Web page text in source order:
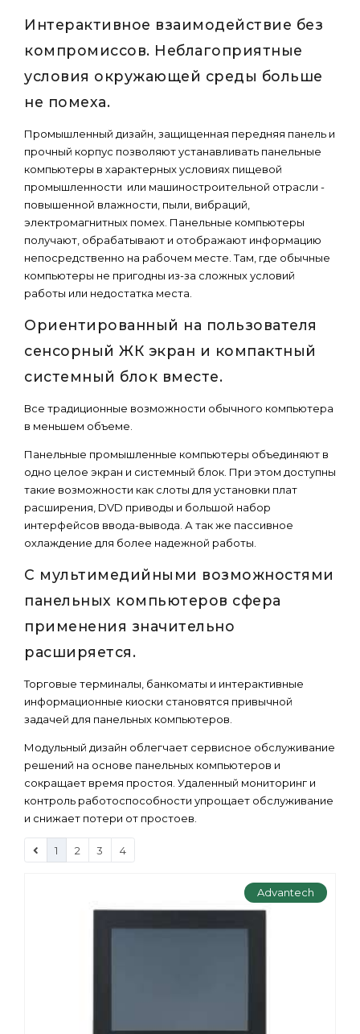
Интерактивное взаимодействие без
компромиссов. Неблагоприятные
условия окружающей среды больше
не помеха.
Промышленный дизайн, защищенная передняя панель и
прочный корпус позволяют устанавливать панельные
компьютеры в характерных условиях пищевой
промышленности или машиностроительной отрасли -
повышенной влажности, пыли, вибраций,
электромагнитных помех. Панельные компьютеры
получают, обрабатывают и отображают информацию
непосредственно на рабочем месте. Там, где обычные
компьютеры не пригодны из-за сложных условий
работы или недостатка места.
Ориентированный на пользователя
сенсорный ЖК экран и компактный
системный блок вместе.
Все традиционные возможности обычного компьютера
в меньшем объеме.
Панельные промышленные компьютеры объединяют в
одно целое экран и системный блок. При этом доступны
такие возможности как слоты для установки плат
расширения, DVD приводы и большой набор
интерфейсов ввода-вывода. А так же пассивное
охлаждение для более надежной работы.
С мультимедийными возможностями
панельных компьютеров сфера
применения значительно
расширяется.
Торговые терминалы, банкоматы и интерактивные
информационные киоски становятся привычной
задачей для панельных компьютеров.
Модульный дизайн облегчает сервисное обслуживание
решений на основе панельных компьютеров и
сокращает время простоя. Удаленный мониторинг и
контроль работоспособности упрощает обслуживание
и снижает потери от простоев.
1 2 3 4
Advantech